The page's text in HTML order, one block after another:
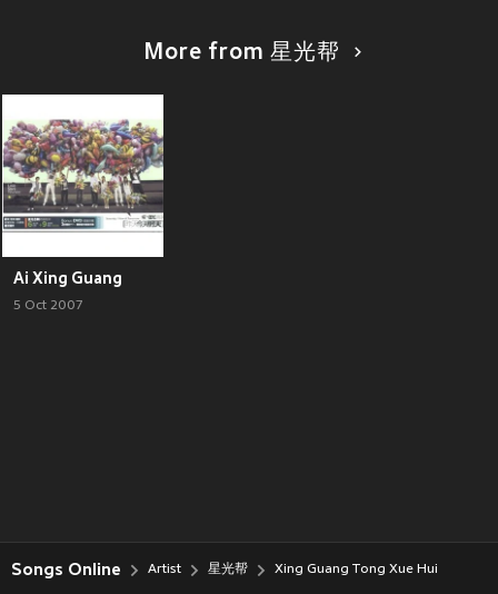
More from 星光帮
Ai Xing Guang
5 Oct 2007
Songs Online Artist 星光帮 Xing Guang Tong Xue Hui